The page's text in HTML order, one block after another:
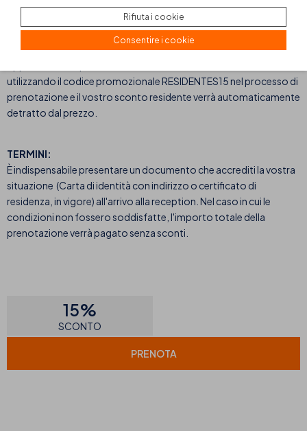
Residenti delle Isole Baleari: sconto negli hotel di Maiorca e
Ibiza.
Residenti alle Canarie: sconti negli hotel di Lanzarote.
utilizzando il codice promozionale RESIDENTES15 nel processo di
prenotazione e il vostro sconto residente verrà automaticamente
detratto dal prezzo.
TERMINI:
È indispensabile presentare un documento che accrediti la vostra
situazione (Carta di identità con indirizzo o certificato di
residenza, in vigore) all'arrivo alla reception. Nel caso in cui le
condizioni non fossero soddisfatte, l'importo totale della
prenotazione verrà pagato senza sconti.
15%
SCONTO
PRENOTA
Rifiuta i cookie
Consentire i cookie